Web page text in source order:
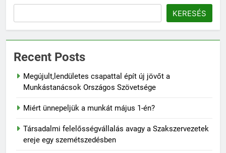
KERESÉS
Recent Posts
Megújult,lendületes csapattal épít új jövőt a
Munkástanácsok Országos Szövetsége
Miért ünnepeljük a munkát május 1-én?
Társadalmi felelősségvállalás avagy a Szakszervezetek
ereje egy szemétszedésben